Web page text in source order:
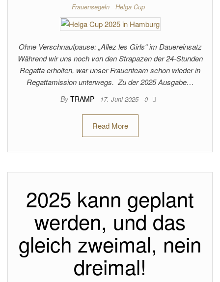
Frauensegeln Helga Cup
Ohne Verschnaufpause: „Allez les Girls“ im Dauereinsatz
Während wir uns noch von den Strapazen der 24-Stunden
Regatta erholten, war unser Frauenteam schon wieder in
Regattamission unterwegs. Zu der 2025 Ausgabe…
By TRAMP 17. Juni 2025 0
Read More
2025 kann geplant
werden, und das
gleich zweimal, nein
dreimal!